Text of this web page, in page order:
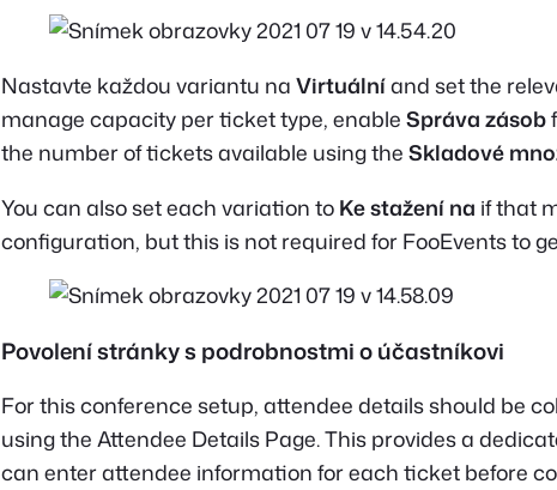
Nastavte každou variantu na Virtuálníand set the
manage capacity per ticket type, enable Správa zásob
the number of tickets available using the Skladové
You can also set each variation to Ke stažení na if that
configuration, but this is not required for FooEvents to
Povolení stránky s podrobnostmi o účastníkovi
For this conference setup, attendee details should be
using the Attendee Details Page. This provides a
can enter attendee information for each ticket before